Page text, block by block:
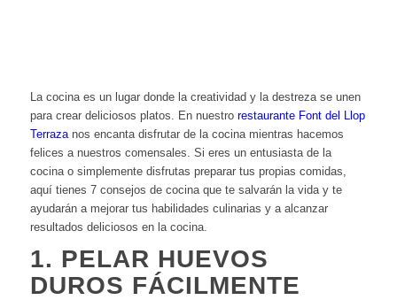
La cocina es un lugar donde la creatividad y la destreza se unen
para crear deliciosos platos. En nuestro restaurante Font del Llop
Terrazanos encanta disfrutar de la cocina mientras hacemos
felices a nuestros comensales. Si eres un entusiasta de la
cocina o simplemente disfrutas preparar tus propias comidas,
aquí tienes 7 consejos de cocina que te salvarán la vida y te
ayudarán a mejorar tus habilidades culinarias y a alcanzar
resultados deliciosos en la cocina.
1. PELAR HUEVOS
DUROS FÁCILMENTE